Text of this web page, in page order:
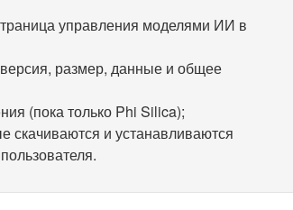
управления моделями ИИ в
размер, данные и общее
(пока только Phi Silica);
скачиваются и устанавливаются